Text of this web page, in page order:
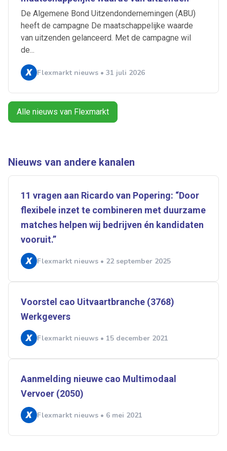
De Algemene Bond Uitzendondernemingen (ABU)
heeft de campagne De maatschappelijke waarde
van uitzenden gelanceerd. Met de campagne wil
de...
Flexmarkt nieuws • 31 juli 2026
Alle nieuws van Flexmarkt
Nieuws van andere kanalen
11 vragen aan Ricardo van Popering: “Door
flexibele inzet te combineren met duurzame
matches helpen wij bedrijven én kandidaten
vooruit.”
Flexmarkt nieuws • 22 september 2025
Voorstel cao Uitvaartbranche (3768)
Werkgevers
Flexmarkt nieuws • 15 december 2021
Aanmelding nieuwe cao Multimodaal
Vervoer (2050)
Flexmarkt nieuws • 6 mei 2021
Alerts ontvangen
Artikelen zoeken
Alles Ingezonden ABU
Bureau Cicero
Normering Arbeid
ZiPconomy